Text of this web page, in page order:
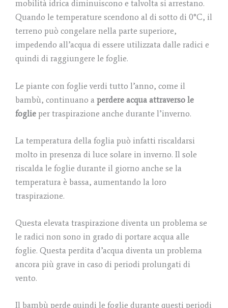
mobilità idrica diminuiscono e talvolta si arrestano.
Quando le temperature scendono al di sotto di 0°C, il
terreno può congelare nella parte superiore,
impedendo all’acqua di essere utilizzata dalle radici e
quindi di raggiungere le foglie.
Le piante con foglie verdi tutto l’anno, come il
bambù, continuano a perdere acqua attraverso le
foglie per traspirazione anche durante l’inverno.
La temperatura della foglia può infatti riscaldarsi
molto in presenza di luce solare in inverno. Il sole
riscalda le foglie durante il giorno anche se la
temperatura è bassa, aumentando la loro
traspirazione.
Questa elevata traspirazione diventa un problema se
le radici non sono in grado di portare acqua alle
foglie. Questa perdita d’acqua diventa un problema
ancora più grave in caso di periodi prolungati di
vento.
Il bambù perde quindi le foglie durante questi periodi